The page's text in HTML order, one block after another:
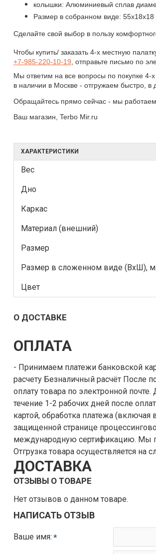
колышки: Алюминиевый сплав
Размер в собранном виде: 55х18х18
Сделайте свой выбор в пользу
Чтобы купить/ заказать 4-х местную
+7-985-220-10-19 отправьте письмо по
Мы ответим на все вопросы по покупке 4-
в наличии в Москве - отгружаем быстро, в
Обращайтесь прямо сейчас - мы
Ваш магазин, Terbo Mir.ru
ХАРАКТЕРИСТИКИ
Вес
Дно
Каркас
Материал (внешний)
Размер
Размер в сложенном виде (ВxШ),
Цвет
О ДОСТАВКЕ
ОПЛАТА
- Принимаем платежи банковской картой - наличными курьеру - по
расчету Безналичный расчёт После подтверждения заказа, выставляется счет на
оплату товара по электронной почте. Денежные средства поступают на наш счёт в
течение 1-2 рабочих дней после оплаты заказа. При оплате
картой, обработка платежа
защищенной странице
международную сертификацию. Мы принимаем карты VISA, MasterCard, МИР и т.п.
Отгрузка товара осуществляется на
ДОСТАВКА
ОТЗЫВЫ О ТОВАРЕ
Нет отзывов о данном товаре.
НАПИСАТЬ ОТЗЫВ
Ваше имя: